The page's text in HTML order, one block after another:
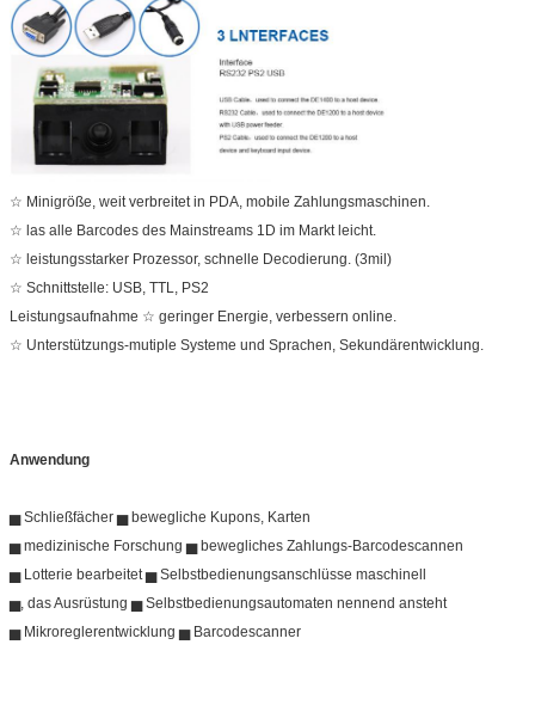
☆ Minigröße, weit verbreitet in PDA, mobile Zahlungsmaschinen.
☆ las alle Barcodes des Mainstreams 1D im Markt leicht.
☆ leistungsstarker Prozessor, schnelle Decodierung. (3mil)
☆ Schnittstelle: USB, TTL, PS2
Leistungsaufnahme ☆ geringer Energie, verbessern online.
☆ Unterstützungs-mutiple Systeme und Sprachen, Sekundärentwicklung.
Anwendung
▅ Schließfächer ▅ bewegliche Kupons, Karten
▅ medizinische Forschung ▅ bewegliches Zahlungs-Barcodescannen
▅ Lotterie bearbeitet ▅ Selbstbedienungsanschlüsse maschinell
▅, das Ausrüstung ▅ Selbstbedienungsautomaten nennend ansteht
▅ Mikroreglerentwicklung ▅ Barcodescanner